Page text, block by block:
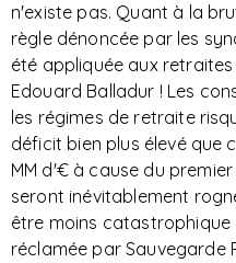
n'existe pas. Quant à la
règle dénoncée par les
été appliquée aux retraites
Edouard Balladur ! Les
les régimes de retraite
déficit bien plus élevé que
MM d'€ à cause du
seront inévitablement
être moins
réclamée par Sauvegarde